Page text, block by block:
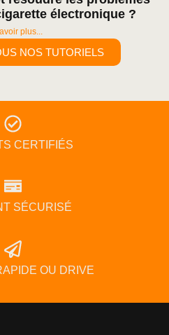
électronique ?
plus...
NOS TUTORIELS
CERTIFIÉS
SÉCURISÉ
OU DRIVE